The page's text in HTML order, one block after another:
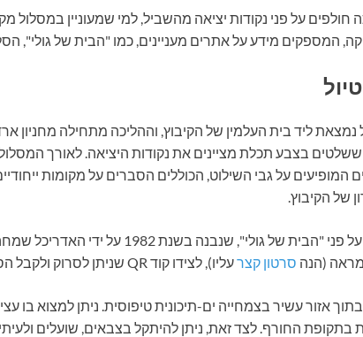
חולפים על פני נקודות יציאה מהשביל, למי שמעוניין במסלול
המספקים מידע על אתרים מעניינים, כמו "הבית של גולי",
נמצאת ליד בית העלמין של הקיבוץ, וההליכה מתחילה מחניון
בצבע תכלת מציינים את נקודות היציאה. לאורך
המופיעים על גבי השילוט, הכוללים הסברים על מקומות
של הקיבוץ.
המסלול חולף על פני "הבית של גולי",
(הנה סרטון קצרעליו), לצידו קוד QR שניתן לסרוק ולקבל הסבר.
אזור עשיר בצמחייה ים-תיכונית טיפוסית. ניתן למצוא בו
בתקופת החורף. לצד זאת, ניתן להיתקל בצבאים, שועלים